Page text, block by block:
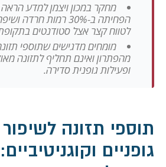
מחקר במכון ויצמן למדע הראה
לטווח קצר אצל סטודנטים
מומחים מדגישים שתוספי
מהפתרון ואינם תחליף לתזונה
ופעילות גופנית סדירה.
תוספי תזונה
גופניים